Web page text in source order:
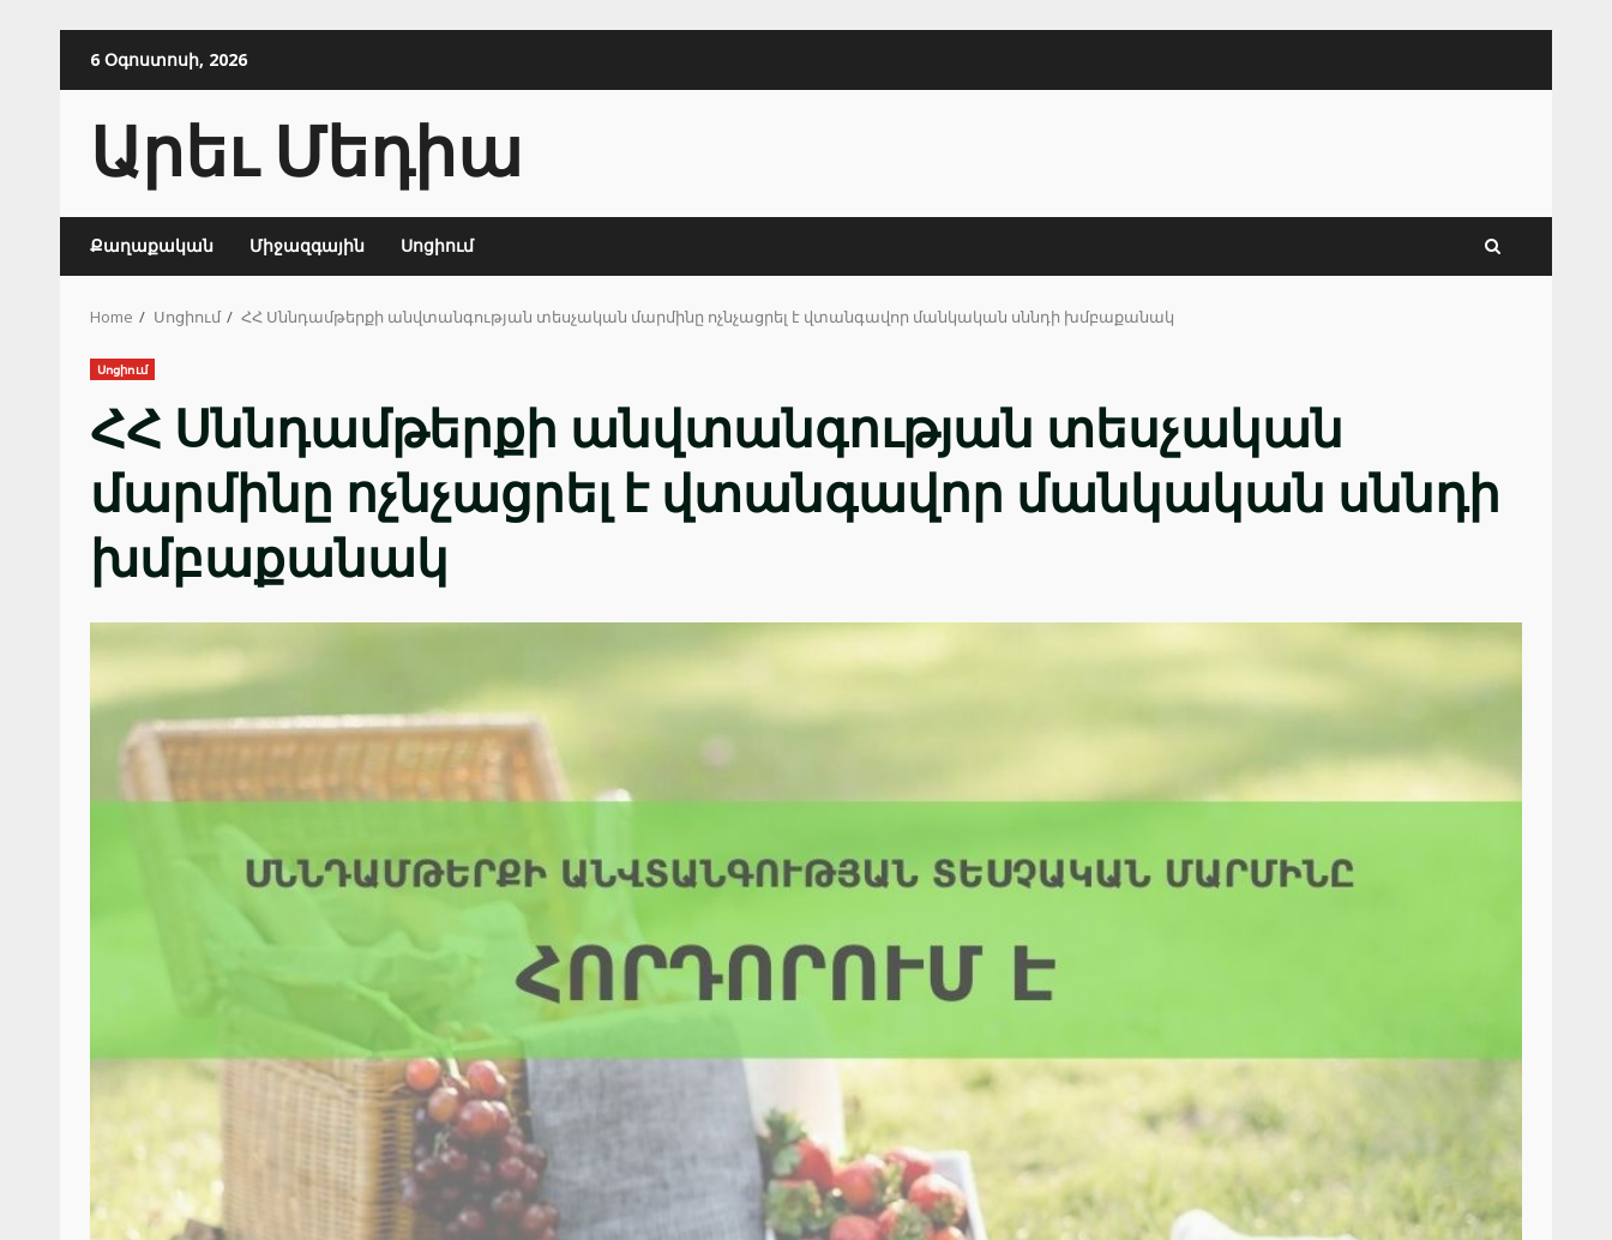
6 Օգոստոսի, 2026
Արեւ Մեդիա
Քաղաքական Միջազգային Սոցիում
Home Սոցիում ՀՀ Սննդամթերքի անվտանգության տեսչական մարմինը ոչնչացրել է վտանգավոր մանկական սննդի խմբաքանակ
Սոցիում
ՀՀ Սննդամթերքի անվտանգության տեսչական
մարմինը ոչնչացրել է վտանգավոր մանկական սննդի
խմբաքանակ